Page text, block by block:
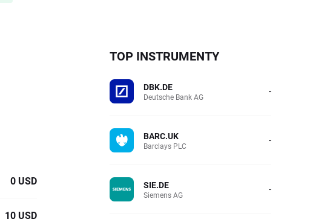
0 USD
10 USD
TOP INSTRUMENTY
DBK.DE
Deutsche Bank AG -
BARC.UK
Barclays PLC -
SIE.DE
Siemens AG -